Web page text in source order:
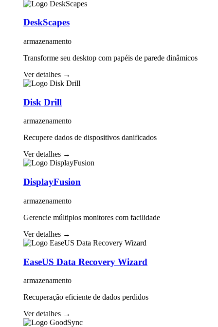
DeskScapes
armazenamento
Transforme seu desktop com papéis de parede dinâmicos
Ver detalhes →
Disk Drill
armazenamento
Recupere dados de dispositivos danificados
Ver detalhes →
DisplayFusion
armazenamento
Gerencie múltiplos monitores com facilidade
Ver detalhes →
EaseUS Data Recovery Wizard
armazenamento
Recuperação eficiente de dados perdidos
Ver detalhes →